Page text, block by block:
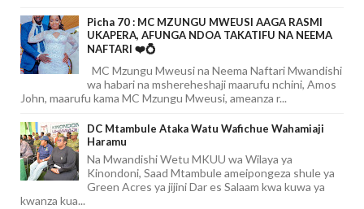
Picha 70 : MC MZUNGU MWEUSI AAGA RASMI
UKAPERA, AFUNGA NDOA TAKATIFU NA NEEMA
NAFTARI ❤️💍
MC Mzungu Mweusi na Neema Naftari Mwandishi
wa habari na mshereheshaji maarufu nchini, Amos
John, maarufu kama MC Mzungu Mweusi, ameanza r...
DC Mtambule Ataka Watu Wafichue Wahamiaji
Haramu
Na Mwandishi Wetu MKUU wa Wilaya ya
Kinondoni, Saad Mtambule ameipongeza shule ya
Green Acres ya jijini Dar es Salaam kwa kuwa ya
kwanza kua...